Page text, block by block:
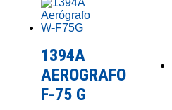
1394A
AEROGRAFO
F-75 G